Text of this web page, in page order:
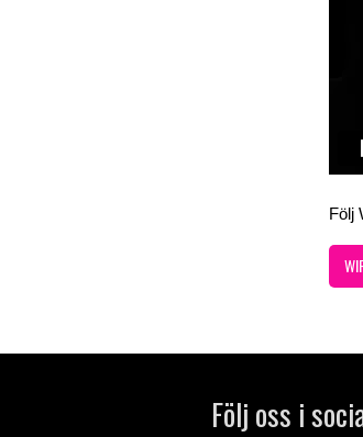
Följ
Följ oss i